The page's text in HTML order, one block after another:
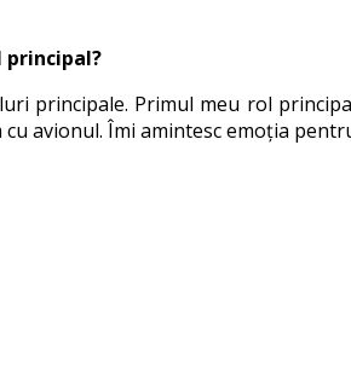
principale. Primul meu rol
avionul. Îmi amintesc emoția